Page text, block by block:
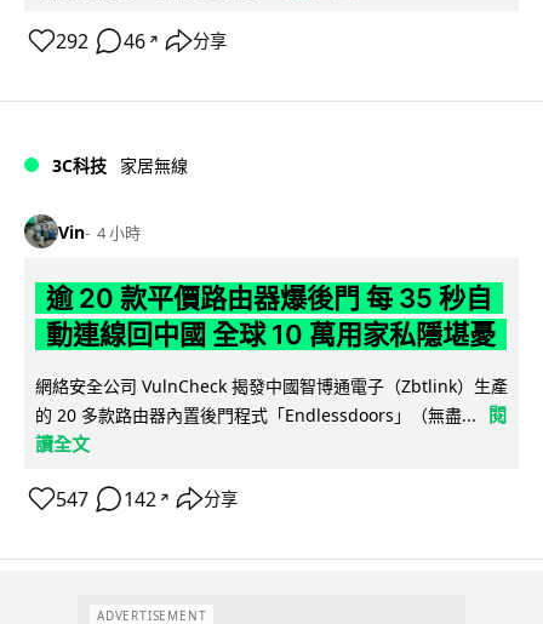
292 46 ↗ 分享
3C科技 家居無線
Vin 4 小時
逾 20 款平價路由器爆後門 每 35 秒自
動連線回中國 全球 10 萬用家私隱堪憂
網絡安全公司 VulnCheck 揭發中國智博通電子（Zbtlink）生產
的 20 多款路由器內置後門程式「Endlessdoors」（無盡...
閱
讀全文
547 142 ↗ 分享
ADVERTISEMENT